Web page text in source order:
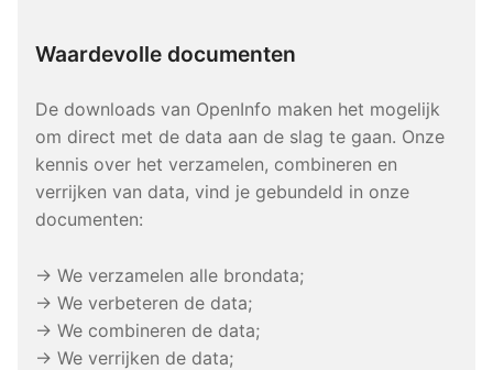
Waardevolle documenten
De downloads van OpenInfo maken het mogelijk
om direct met de data aan de slag te gaan. Onze
kennis over het verzamelen, combineren en
verrijken van data, vind je gebundeld in onze
documenten:
→ We verzamelen alle brondata;
→ We verbeteren de data;
→ We combineren de data;
→ We verrijken de data;